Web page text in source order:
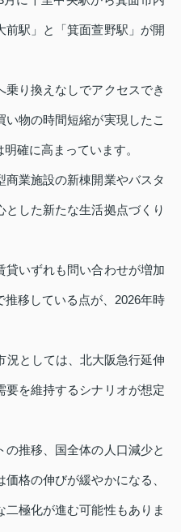
前駅」と「箕面萱野駅」が開
り換えなしでアクセスでき
物の時間短縮が実現したこ
確に高まっています。
商業施設の新棟開業やバスタ
した新たな生活拠点づくり
貸いずれも問い合わせが増加
移している点が、2026年時
況としては、北大阪急行延伸
を維持するシナリオが想定
推移、国全体の人口減少と
格の伸びが緩やかになる、
二極化が進む可能性もありま